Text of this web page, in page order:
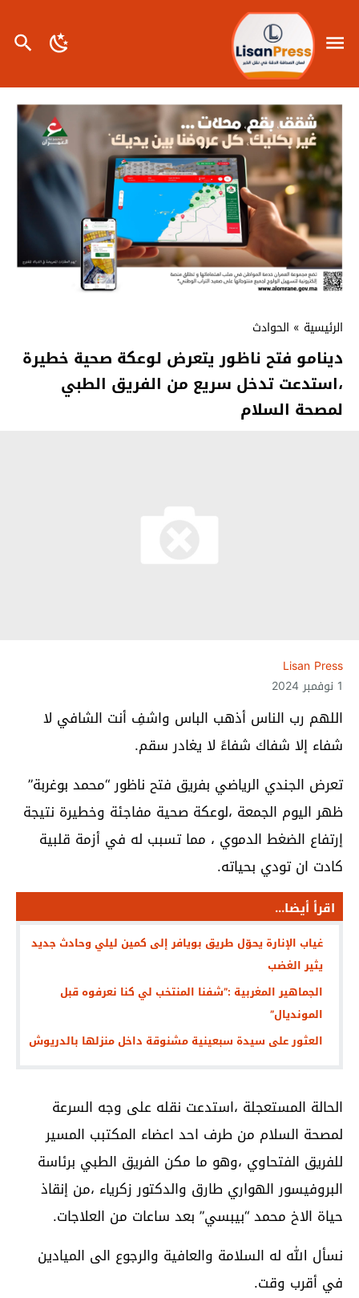
الرئيسية » الحوادث
دينامو فتح ناظور يتعرض لوعكة صحية خطيرة
،استدعت تدخل سريع من الفريق الطبي
لمصحة السلام
Lisan Press
1 نوفمبر 2024
اللهم رب الناس أذهب الباس واشفِ أنت الشافي لا
شفاء إلا شفاك شفاءً لا يغادر سقم.
تعرض الجندي الرياضي بفريق فتح ناظور “محمد بوغربة”
ظهر اليوم الجمعة ،لوعكة صحية مفاجئة وخطيرة نتيجة
إرتفاع الضغط الدموي ، مما تسبب له في أزمة قلبية
كادت ان تودي بحياته.
اقرأ أيضا...
غياب الإنارة يحوّل طريق بويافر إلى كمين ليلي وحادث جديد
يثير الغضب
الجماهير المغربية :”شفنا المنتخب لي كنا نعرفوه قبل
المونديال”
العثور على سيدة سبعينية مشنوقة داخل منزلها بالدريوش
الحالة المستعجلة ،استدعت نقله على وجه السرعة
لمصحة السلام من طرف احد اعضاء المكتبب المسير
للفريق الفتحاوي ،وهو ما مكن الفريق الطبي برئاسة
البروفيسور الهواري طارق والدكتور زكرياء ،من إنقاذ
حياة الاخ محمد “بيبسي” بعد ساعات من العلاجات.
نسأل الله له السلامة والعافية والرجوع الى الميادين
في أقرب وقت.